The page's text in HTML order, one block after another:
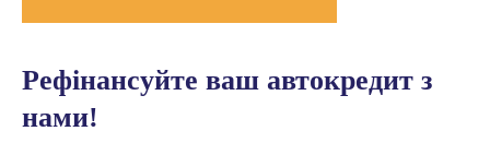
Рефінансуйте ваш автокредит з
нами!